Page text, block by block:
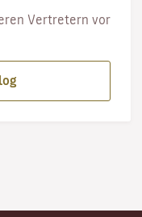
Vertretern vor